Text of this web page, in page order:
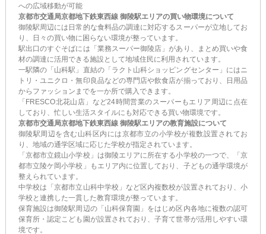
への広域移動が可能
京都市交通局京都地下鉄東西線 御陵駅エリアの買い物環境について
御陵駅周辺には日常的な食料品の調達に対応するスーパーが立地してお
り、日々の買い物に困らない環境が整っています。
駅出口のすぐそばには「業務スーパー御陵店」があり、まとめ買いや食
材の調達に活用できる施設として地域住民に利用されています。
一駅隣の「山科駅」直結の「ラクト山科ショッピングセンター」にはニ
トリ・ユニクロ・無印良品などの専門店や飲食店が揃っており、日用品
からファッションまでを一か所で購入できます。
「FRESCO北花山店」など24時間営業のスーパーもエリア周辺に点在
しており、忙しい生活スタイルにも対応できる買い物環境です。
京都市交通局京都地下鉄東西線 御陵駅エリアの教育施設について
御陵駅周辺を含む山科区内には京都市立の小学校が複数設置されてお
り、地域の通学区域に応じた学校が指定されています。
「京都市立鏡山小学校」は御陵エリアに所在する小学校の一つで、「京
都市立陵ケ岡小学校」もエリア内に位置しており、子どもの通学環境が
整えられています。
中学校は「京都市立山科中学校」など区内複数校が設置されており、小
学校と連携した一貫した教育環境が整っています。
保育施設は御陵駅周辺の「山科保育園」をはじめ区内各地に複数の認可
保育所・認定こども園が設置されており、子育て世帯が活用しやすい環
境です。